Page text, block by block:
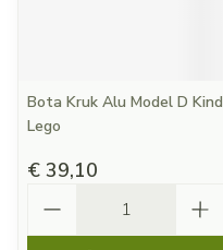
Bota Kruk Alu Model D Kind
Lego
€ 39,10